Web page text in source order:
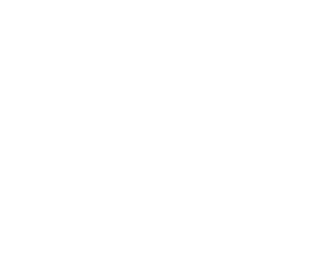
biztosítása, amely
foglaljanak időpontot. Ez
arányokhoz.